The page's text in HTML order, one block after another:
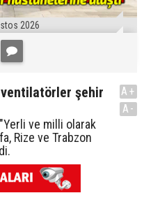
2026
şehir
ve milli olarak
Rize ve Trabzon
A+
A-